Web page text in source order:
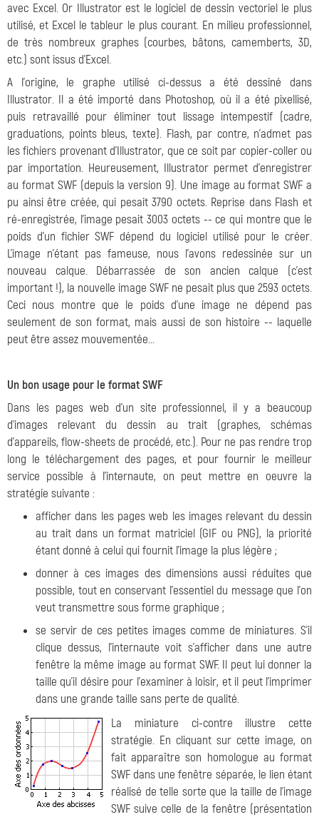
avec Excel. Or Illustrator est le logiciel de dessin vectoriel le plus
utilisé, et Excel le tableur le plus courant. En milieu professionnel,
de très nombreux graphes (courbes, bâtons, camemberts, 3D,
etc.) sont issus d'Excel.
A l'origine, le graphe utilisé ci-dessus a été dessiné dans
Illustrator. Il a été importé dans Photoshop, où il a été pixellisé,
puis retravaillé pour éliminer tout lissage intempestif (cadre,
graduations, points bleus, texte). Flash, par contre, n'admet pas
les fichiers provenant d'Illustrator, que ce soit par copier-coller ou
par importation. Heureusement, Illustrator permet d'enregistrer
au format SWF (depuis la version 9). Une image au format SWF a
pu ainsi être créée, qui pesait 3790 octets. Reprise dans Flash et
ré-enregistrée, l'image pesait 3003 octets -- ce qui montre que le
poids d'un fichier SWF dépend du logiciel utilisé pour le créer.
L'image n'étant pas fameuse, nous l'avons redessinée sur un
nouveau calque. Débarrassée de son ancien calque (c'est
important !), la nouvelle image SWF ne pesait plus que 2593 octets.
Ceci nous montre que le poids d'une image ne dépend pas
seulement de son format, mais aussi de son histoire -- laquelle
peut être assez mouvementée...
Un bon usage pour le format SWF
Dans les pages web d'un site professionnel, il y a beaucoup
d'images relevant du dessin au trait (graphes, schémas
d'appareils, flow-sheets de procédé, etc.). Pour ne pas rendre trop
long le téléchargement des pages, et pour fournir le meilleur
service possible à l'internaute, on peut mettre en oeuvre la
stratégie suivante :
afficher dans les pages web les images relevant du dessin
au trait dans un format matriciel (GIF ou PNG), la priorité
étant donné à celui qui fournit l'image la plus légère ;
donner à ces images des dimensions aussi réduites que
possible, tout en conservant l'essentiel du message que l'on
veut transmettre sous forme graphique ;
se servir de ces petites images comme de miniatures. S'il
clique dessus, l'internaute voit s'afficher dans une autre
fenêtre la même image au format SWF. Il peut lui donner la
taille qu'il désire pour l'examiner à loisir, et il peut l'imprimer
dans une grande taille sans perte de qualité.
La miniature ci-contre illustre cette
stratégie. En cliquant sur cette image, on
fait apparaître son homologue au format
SWF dans une fenêtre séparée, le lien étant
réalisé de telle sorte que la taille de l'image
SWF suive celle de la fenêtre (présentation